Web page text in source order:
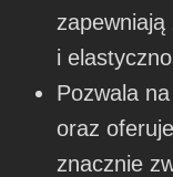
i
Pozwala
oraz
znacznie